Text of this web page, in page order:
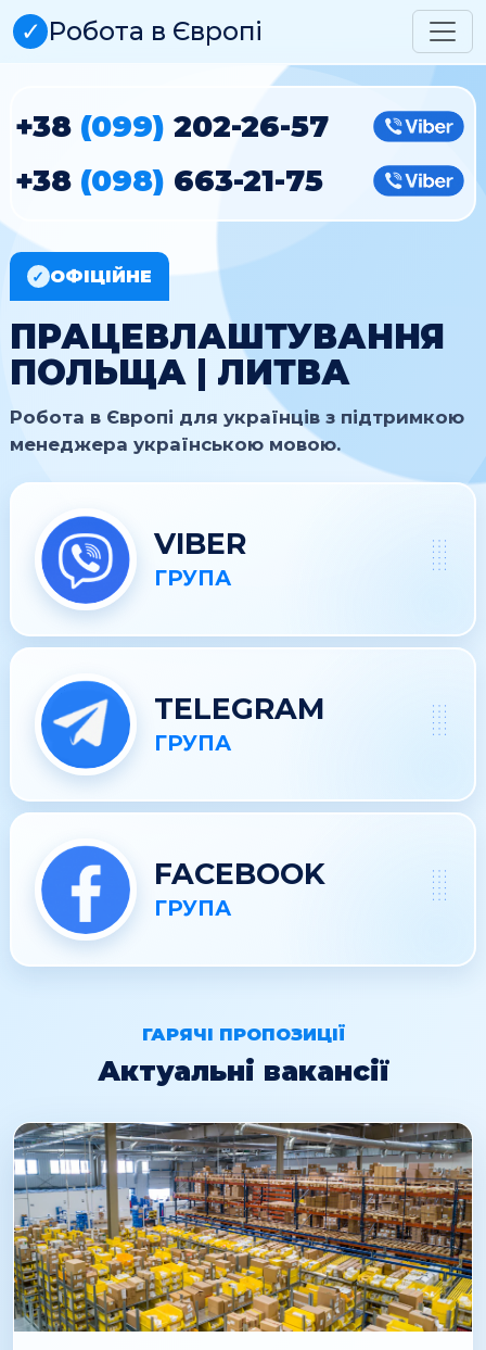
✓ Робота в Європі
+38 (099) 202-26-57
+38 (098) 663-21-75
✓ ОФІЦІЙНЕ
ПРАЦЕВЛАШТУВАННЯ
ПОЛЬЩА | ЛИТВА
Робота в Європі для українців з підтримкою
менеджера українською мовою.
VIBER
ГРУПА
TELEGRAM
ГРУПА
FACEBOOK
ГРУПА
ГАРЯЧІ ПРОПОЗИЦІЇ
Актуальні вакансії